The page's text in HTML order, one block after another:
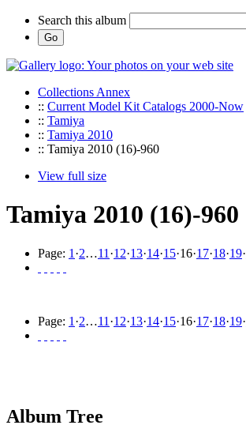
Search this album
Collections Annex
:: Current Model Kit Catalogs 2000-Now
:: Tamiya
:: Tamiya 2010
:: Tamiya 2010 (16)-960
View full size
Tamiya 2010 (16)-960
Page: 1 ·2…11 ·12·13·14·15·16·17·18·19·
Page: 1 ·2…11 ·12·13·14·15·16·17·18·19·
Album Tree